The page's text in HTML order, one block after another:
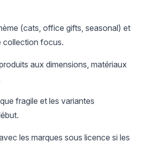
(cats, office gifts, seasonal) et
collection focus.
aux dimensions, matériaux
fragile et les variantes
les marques sous licence si les